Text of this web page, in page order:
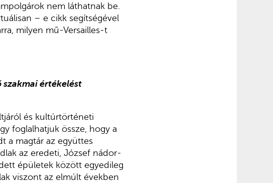
nem láthatnak be.
– e cikk segítségével
milyen mű-Versailles-t
szakmai értékelést
és kultúrtörténeti
foglalhatjuk össze, hogy a
a magtár az együttes
az eredeti, József nádor-
épületek között egyedileg
viszont az elmúlt években